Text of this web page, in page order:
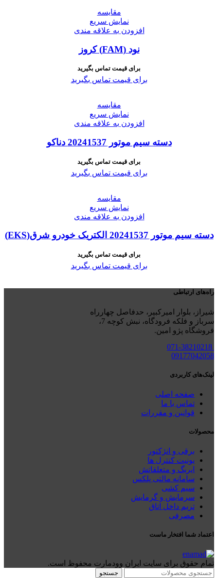
مقايسه
نمایش سریع
افزودن به علاقه مندی
نود (FAM) کروز
برای قیمت تماس بگیرید
برای قیمت تماس بگیرید
مقايسه
نمایش سریع
افزودن به علاقه مندی
دسته سیم موتور 20241537 دناکو
برای قیمت تماس بگیرید
برای قیمت تماس بگیرید
مقايسه
نمایش سریع
افزودن به علاقه مندی
دسته سیم موتور 20241537 الکتریک خودرو شرق(EKS)
برای قیمت تماس بگیرید
برای قیمت تماس بگیرید
راه‌های ارتباطی
شیراز، بلوار امیرکبیر، حدفاصل چهارراه
سرباز و فلکه فرودگاه، نبش کوچه 7،
فروشگاه پژو امین.
09177042058
لینک‌های کاربردی
صفحه اصلی
تماس با ما
قوانین و مقررات
محصولات
برقی و انژکتور
یونیت کنترل ها
ایربگ و متعلقاتش
سامانه مالتی پلکس
سیم کشی
سرمایش و گرمایش
تریم داخل اتاق
مصرفی
اعتماد شما افتخار ماست
تمام حقوق برای سایت ایران وودمارت محفوظ است.
جستجو